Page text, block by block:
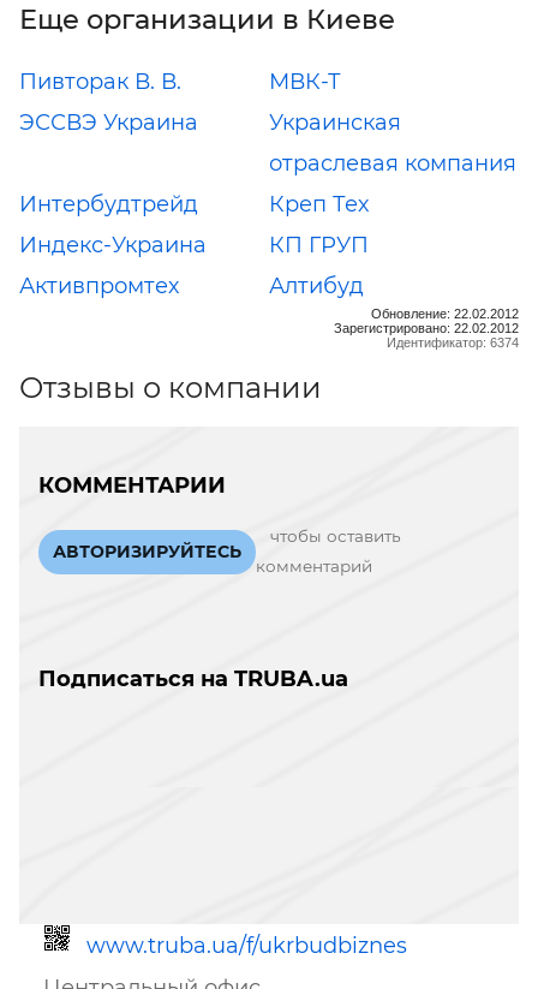
Еще организации в Киеве
Пивторак В. В.
МВК-Т
ЭССВЭ Украина
Украинская
отраслевая компания
Интербудтрейд
Креп Тех
Индекс-Украина
КП ГРУП
Активпромтех
Алтибуд
Обновление: 22.02.2012
Зарегистрировано: 22.02.2012
Идентификатор: 6374
Отзывы о компании
КОММЕНТАРИИ
АВТОРИЗИРУЙТЕСЬ
чтобы оставить
комментарий
Подписаться на TRUBA.ua
www.truba.ua/f/ukrbudbiznes